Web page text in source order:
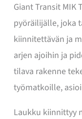
Giant Transit MIK
pyöräilijälle, joka
kiinnitettävän ja
arjen ajoihin ja
tilava rakenne
työmatkoille,
Laukku kiinnittyy